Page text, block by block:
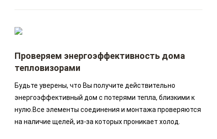
Проверяем энергоэффективность дома
тепловизорами
Будьте уверены, что Вы получите действительно
энергоэффективный дом с потерями тепла, близкими к
нулю.Все элементы соединения и монтажа проверяются
на наличие щелей, из-за которых проникает холод.